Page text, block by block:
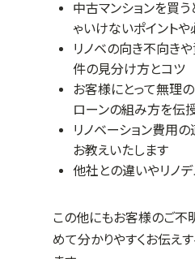
中古マンションを買
ゃいけないポイント
リノベの向き不向き
件の見分け方とコツ
お客様にとって無理
ローンの組み方を伝
リノベーション費用
お教えいたします
他社との違いやリノ
この他にもお客様のご不
めて分かりやすくお伝え